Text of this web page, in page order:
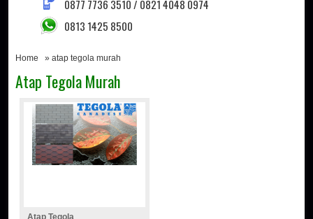
0877 7736 3510 / 0821 4048 0974
0813 1425 8500
Home » atap tegola murah
Atap Tegola Murah
Atap Tegola